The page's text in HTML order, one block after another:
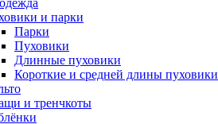
и парки
Парки
Пуховики
Длинные пуховики
Короткие и средней длины пуховики
и тренчкоты